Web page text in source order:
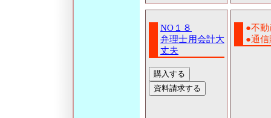
NO１８
弁理士用会計大
丈夫
●不
●通